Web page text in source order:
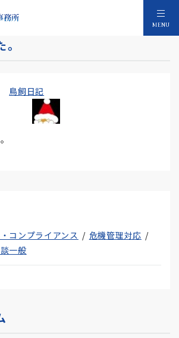
MENU
フェイスブックへの移行」
鳥飼日記
コンプライアンス
危機管理対応
一般